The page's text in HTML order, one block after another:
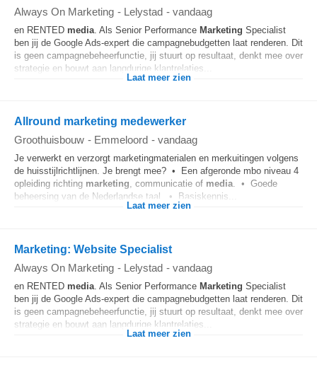
Always On Marketing - Lelystad - vandaag
en RENTED media. Als Senior Performance Marketing Specialist
ben jij de Google Ads-expert die campagnebudgetten laat renderen. Dit
is geen campagnebeheerfunctie, jij stuurt op resultaat, denkt mee over
strategie en bouwt aan langdurige klantrelaties...
Laat meer zien
Allround marketing medewerker
Groothuisbouw - Emmeloord - vandaag
Je verwerkt en verzorgt marketingmaterialen en merkuitingen volgens
de huisstijlrichtlijnen. Je brengt mee? • Een afgeronde mbo niveau 4
opleiding richting marketing, communicatie of media. • Goede
beheersing van de Nederlandse taal. • Basiskennis...
Laat meer zien
Marketing: Website Specialist
Always On Marketing - Lelystad - vandaag
en RENTED media. Als Senior Performance Marketing Specialist
ben jij de Google Ads-expert die campagnebudgetten laat renderen. Dit
is geen campagnebeheerfunctie, jij stuurt op resultaat, denkt mee over
strategie en bouwt aan langdurige klantrelaties...
Laat meer zien